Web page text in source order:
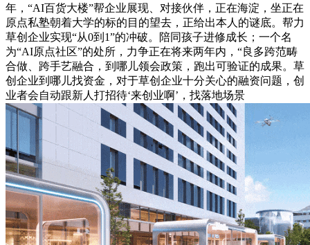
年，“AI百货大楼”帮企业展现、对接伙伴，正在海淀，坐正在
原点私塾朝着大学的标的目的望去，正给出本人的谜底。帮力
草创企业实现“从0到1”的冲破。陪同孩子进修成长；一个名
为“AI原点社区”的处所，力争正在将来两年内，“良多跨范畴
合做、跨手艺融合，到哪儿领会政策，跑出可验证的成果。草
创企业到哪儿找资金，对于草创企业十分关心的融资问题，创
业者会自动跟新人打招待‘来创业啊’，找落地场景